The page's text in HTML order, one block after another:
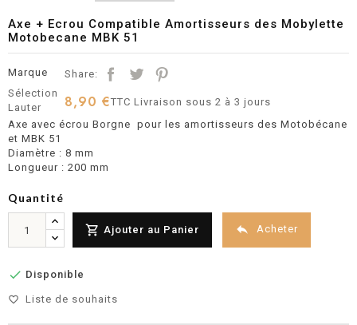
Axe + Ecrou Compatible Amortisseurs des Mobylette
Motobecane MBK 51
Marque
Sélection
Lauter
Share:
8,90 €TTCLivraison sous 2 à 3 jours
Axe avec écrou Borgne pour les amortisseurs des Motobécane
et MBK 51
Diamètre : 8 mm
Longueur : 200 mm
Quantité
 Ajouter au Panier  Acheter
 Disponible
favorite_border Liste de souhaits